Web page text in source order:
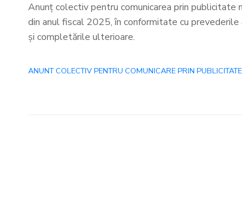
Anunț colectiv pentru comunicarea prin
din anul fiscal 2025, în conformitate cu
și completările ulterioare.
ANUNT COLECTIV PENTRU COMUNICARE PRIN